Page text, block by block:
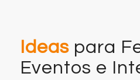
Ideaspara
Eventos e